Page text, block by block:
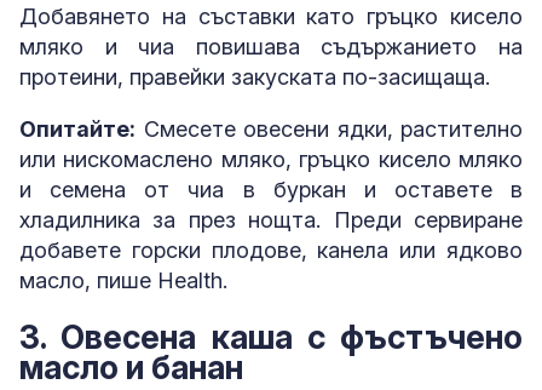
Добавянето на съставки като гръцко кисело
мляко и чиа повишава съдържанието на
протеини, правейки закуската по-засищаща.
Опитайте: Смесете овесени ядки, растително
или нискомаслено мляко, гръцко кисело мляко
и семена от чиа в буркан и оставете в
хладилника за през нощта. Преди сервиране
добавете горски плодове, канела или ядково
масло, пише Health.
3. Овесена каша с фъстъчено
масло и банан